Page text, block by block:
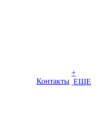
Контакты
+
ЕЩЕ